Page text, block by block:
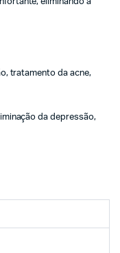
tratamento da acne,
da depressão,